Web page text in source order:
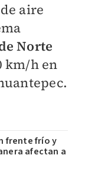
aire
Norte
km/h en
frente frío y
afectan a